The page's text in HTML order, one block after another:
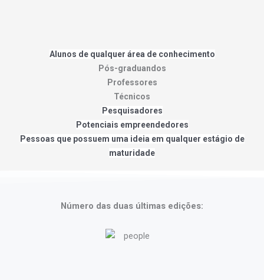
Alunos de qualquer área de conhecimento
Pós-graduandos
Professores
Técnicos
Pesquisadores
Potenciais empreendedores
Pessoas que possuem uma ideia em qualquer estágio de
maturidade
Acesse o Edital
Número das duas últimas edições: